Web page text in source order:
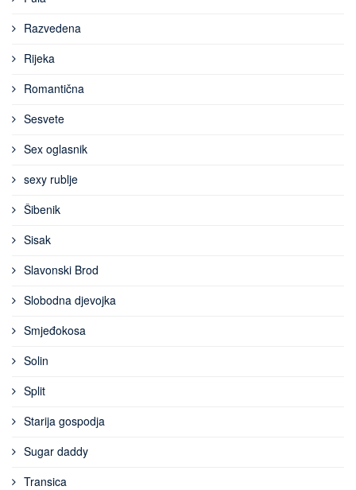
Razvedena
Rijeka
Romantična
Sesvete
Sex oglasnik
sexy rublje
Šibenik
Sisak
Slavonski Brod
Slobodna djevojka
Smjeđokosa
Solin
Split
Starija gospodja
Sugar daddy
Transica